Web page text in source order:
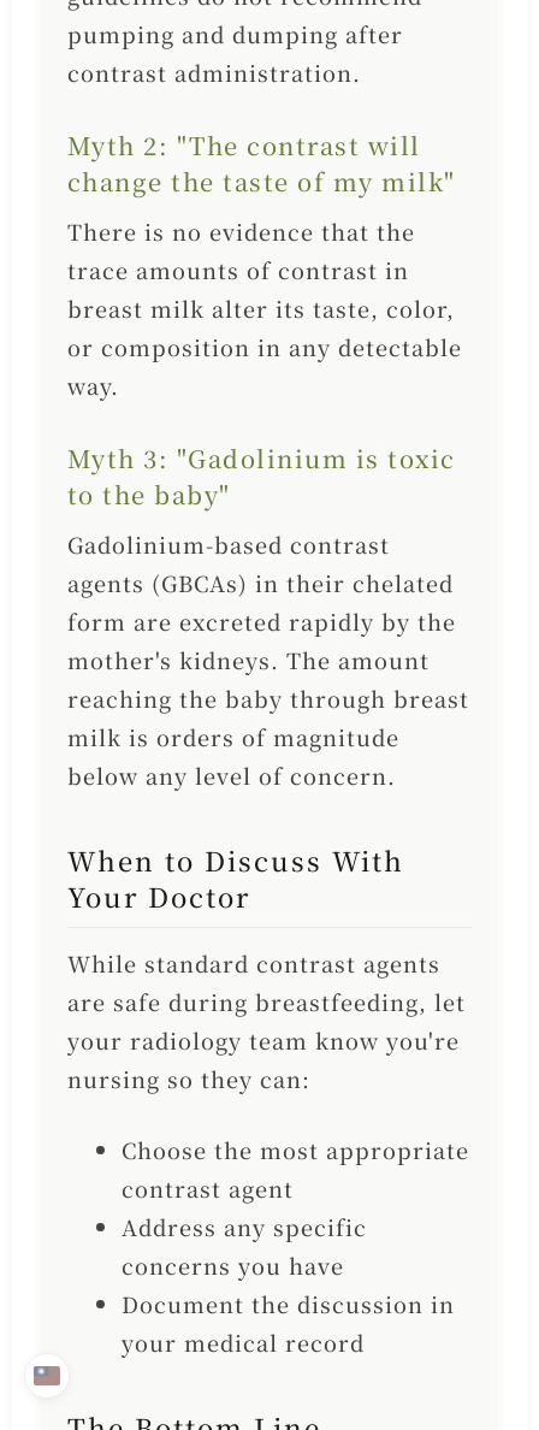
pumping and dumping after
contrast administration.
Myth 2: "The contrast will
change the taste of my milk"
There is no evidence that the
trace amounts of contrast in
breast milk alter its taste, color,
or composition in any detectable
way.
Myth 3: "Gadolinium is toxic
to the baby"
Gadolinium-based contrast
agents (GBCAs) in their chelated
form are excreted rapidly by the
mother's kidneys. The amount
reaching the baby through breast
milk is orders of magnitude
below any level of concern.
When to Discuss With
Your Doctor
While standard contrast agents
are safe during breastfeeding, let
your radiology team know you're
nursing so they can:
Choose the most appropriate
contrast agent
Address any specific
concerns you have
Document the discussion in
your medical record